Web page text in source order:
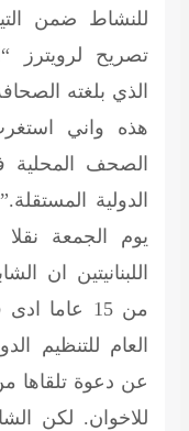
للنشاط ضمن
تصريح لرويترز
الذي بلغته
هذه واني
الصحف المحلية
الدولية
يوم الجمعة
اللبنانيتين ان
من 15 عاما
العام للتنظيم
عن دعوة تلقاها
للاخوان. لكن